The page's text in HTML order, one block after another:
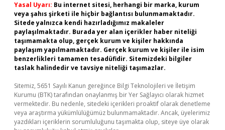
Yasal Uyarı: Bu internet sitesi, herhangi bir marka, kurum
veya şahıs şirketi ile hiçbir bağlantısı bulunmamaktadır.
Sitede yalnızca kendi hazırladığımız makaleler
paylaşılmaktadır. Burada yer alan içerikler haber niteliği
taşımamakta olup, gerçek kurum ve kişiler hakkında
paylaşım yapılmamaktadır. Gerçek kurum ve kişiler ile isim
benzerlikleri tamamen tesadüfidir. Sitemizdeki bilgiler
taslak halindedir ve tavsiye niteliği taşımazlar.
Sitemiz, 5651 Sayılı Kanun gereğince Bilgi Teknolojileri ve İletişim
Kurumu (BTK) tarafından onaylanmış bir Yer Sağlayıcı olarak hizmet
vermektedir. Bu nedenle, sitedeki içerikleri proaktif olarak denetleme
veya araştırma yükümlülüğümüz bulunmamaktadır. Ancak, üyelerimiz
yazdıkları içeriklerin sorumluluğunu taşımakta olup, siteye üye olarak